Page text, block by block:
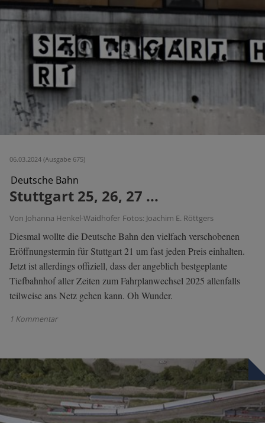
06.03.2024 (Ausgabe 675)
Deutsche Bahn
Stuttgart 25, 26, 27 ...
Von Johanna Henkel-Waidhofer Fotos: Joachim E. Röttgers
Diesmal wollte die Deutsche Bahn den vielfach verschobenen
Eröffnungstermin für Stuttgart 21 um fast jeden Preis einhalten.
Jetzt ist allerdings offiziell, dass der angeblich bestgeplante
Tiefbahnhof aller Zeiten zum Fahrplanwechsel 2025 allenfalls
teilweise ans Netz gehen kann. Oh Wunder.
1 Kommentar